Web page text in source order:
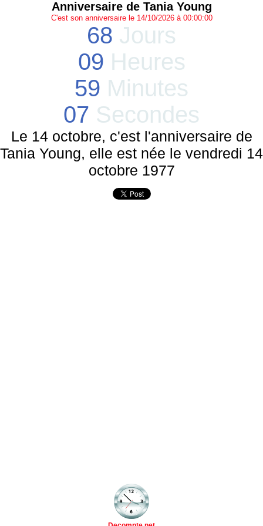
Anniversaire de Tania Young
C'est son anniversaire le 14/10/2026 à 00:00:00
68 Jours
09 Heures
59 Minutes
07 Secondes
Le 14 octobre, c'est l'anniversaire de
Tania Young, elle est née le vendredi 14
octobre 1977